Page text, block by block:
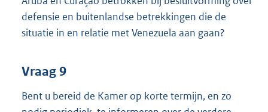
defensie en buitenlandse betrekkingen die de
situatie in en relatie met Venezuela aan gaan?
Vraag 9
Bent u bereid de Kamer op korte termijn, en zo